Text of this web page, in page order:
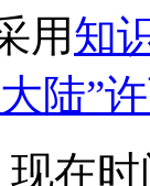
用知
陆”
在